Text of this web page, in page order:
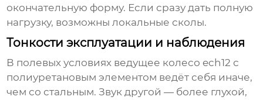
окончательную форму. Если сразу дать полную
нагрузку, возможны локальные сколы.
Тонкости эксплуатации и наблюдения
В полевых условиях ведущее колесо ech12 с
полиуретановым элементом ведёт себя иначе,
чем со стальным. Звук другой — более глухой,